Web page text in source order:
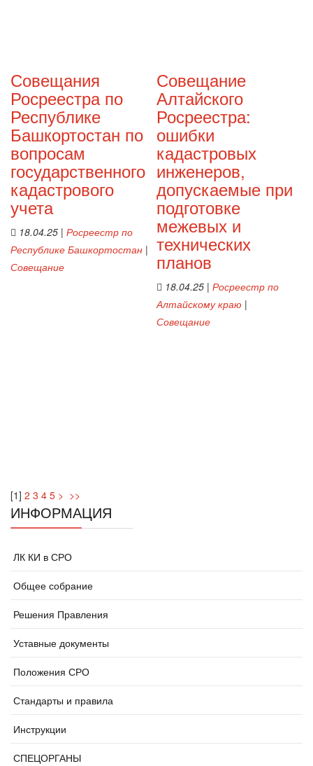
Совещания
Росреестра по
Республике
Башкортостан по
вопросам
государственного
кадастрового
учета
18.04.25 | Росреестр по
Республике Башкортостан |
Совещание
Совещание
Алтайского
Росреестра:
ошибки
кадастровых
инженеров,
допускаемые при
подготовке
межевых и
технических
планов
18.04.25| Росреестр по
Алтайскому краю |
Совещание
[1] 2 3 4 5 > >>
ИНФОРМАЦИЯ
ЛК КИ в СРО
Общее собрание
Решения Правления
Уставные документы
Положения СРО
Стандарты и правила
Инструкции
СПЕЦОРГАНЫ